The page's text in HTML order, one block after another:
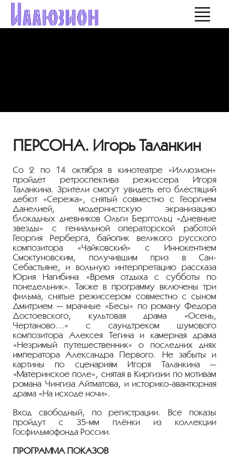
ПЕРСОНА. Игорь Таланкин
Со 2 по 14 октября в кинотеатре «Иллюзион»
пройдет ретроспектива режиссера Игоря
Таланкина. Зрители смогут увидеть его блестящий
дебют «Сережа», снятый совместно с Георгием
Данелией, модернистскую экранизацию
блокадных дневников Ольги Берггольц «Дневные
звезды» с гениальной операторской работой
Георгия Рерберга, байопик великого русского
композитора «Чайковский» с Иннокентием
Смоктуновским, получившим приз в Сан-
Себастьяне, и вольную интерпретацию рассказа
Юрия Нагибина «Время отдыха с субботы по
понедельник». Также в программу включены три
фильма, снятые режиссером совместно с сыном
Дмитрием — мрачные «Бесы» по роману Федора
Достоевского, культовая драма «Осень,
Чертаново…» с саундтреком шумового
композитора Алексея Тегина и камерная драма
«Незримый путешественник» о последних днях
императора Александра Первого. Не забыты и
картины по сценариям Игоря Таланкина —
«Материнское поле», снятая в Киргизии по мотивам
романа Чингиза Айтматова, и историко-авантюрная
драма «На исходе ночи».
Вход свободный, по регистрации. Все показы
пройдут с 35-мм плёнки из коллекции
Госфильмофонда России.
ПРОГРАММА ПОКАЗОВ